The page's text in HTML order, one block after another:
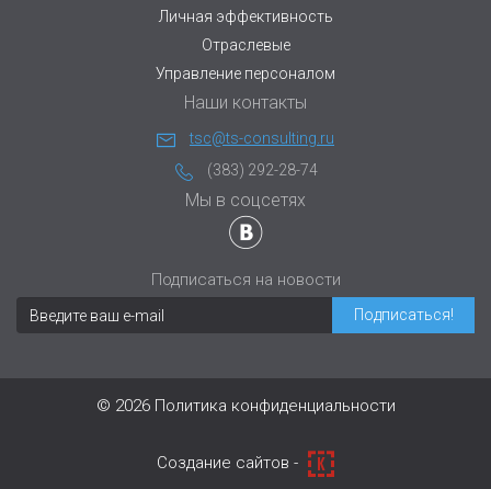
Личная эффективность
Отраслевые
Управление персоналом
Наши контакты
tsc@ts-consulting.ru
(383) 292-28-74
Мы в соцсетях
Подписаться на новости
© 2026 Политика конфиденциальности
Cоздание сайтов -